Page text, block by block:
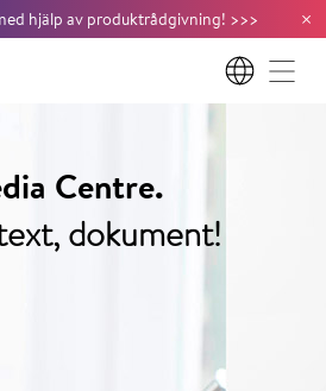
hjälp av produktrådgivning! >>> ×
SV
Centre.
dokument!